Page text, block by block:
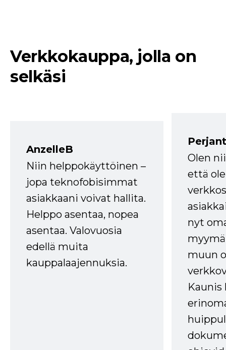
Verkkokauppa, jolla on
selkäsi
AnzelleB
Niin helppokäyttöinen –
jopa teknofobisimmat
asiakkaani voivat hallita.
Helppo asentaa, nopea
asentaa. Valovuosia
edellä muita
kauppalaajennuksia.
Olen
että
nyt
muun
Kaunis